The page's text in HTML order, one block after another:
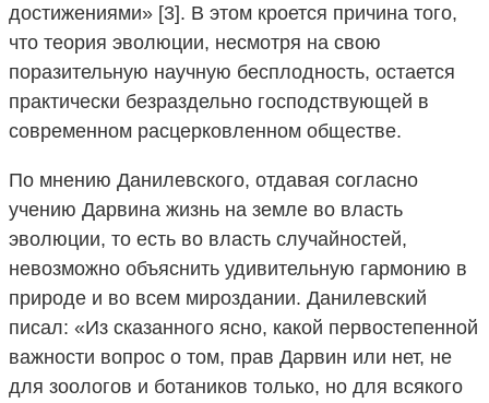
достижениями» [3]. В этом кроется причина того,
что теория эволюции, несмотря на свою
поразительную научную бесплодность, остается
практически безраздельно господствующей в
современном расцерковленном обществе.
По мнению Данилевского, отдавая согласно
учению Дарвина жизнь на земле во власть
эволюции, то есть во власть случайностей,
невозможно объяснить удивительную гармонию в
природе и во всем мироздании. Данилевский
писал: «Из сказанного ясно, какой первостепенной
важности вопрос о том, прав Дарвин или нет, не
для зоологов и ботаников только, но для всякого